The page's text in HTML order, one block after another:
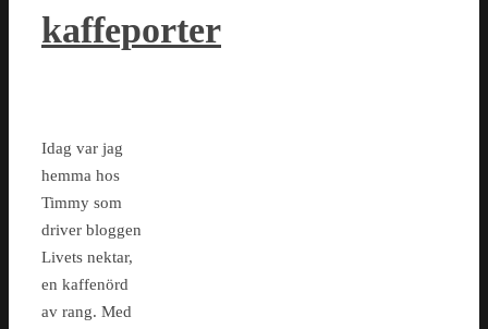
kaffeporter
Idag var jag
hemma hos
Timmy som
driver bloggen
Livets nektar,
en kaffenörd
av rang. Med